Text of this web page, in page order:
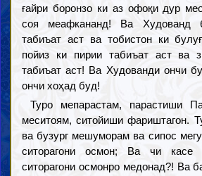
ғайри боронзо ки аз офоқи дур
соя меафкананд! Ва Худованд
табиъат аст ва тобистон ки
пойиз ки пирии табиъат аст ва
табиъат аст! Ва Худованди ончи
ончи хоҳад буд!
Туро мепарастам, парастиши
меситоям, ситойиши фариштагон.
ва бузург мешуморам ва сипос
ситорагони осмон; Ва чи
ситорагони осмонро медонад?! Ва